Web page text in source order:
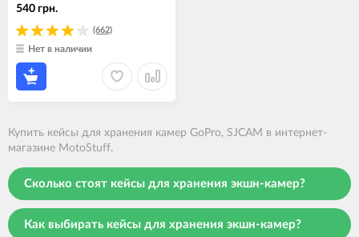
(662)
540 грн.
Нет в наличии
Купить кейсы для хранения камер GoPro, SJCAM в интернет-
магазине MotoStuff.
Сколько стоят кейсы для хранения экшн-камер?
Как выбирать кейсы для хранения экшн-камер?